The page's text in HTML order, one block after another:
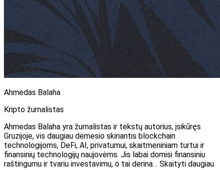
Ahmedas Balaha
Kripto žurnalistas
Ahmedas Balaha yra žurnalistas ir tekstų autorius, įsikūręs
Gruzijoje, vis daugiau dėmesio skiriantis blockchain
technologijoms, DeFi, AI, privatumui, skaitmeniniam turtui ir
finansinių technologijų naujovėms. Jis labai domisi finansiniu
raštingumu ir tvariu investavimu, o tai derina… Skaityti daugiau